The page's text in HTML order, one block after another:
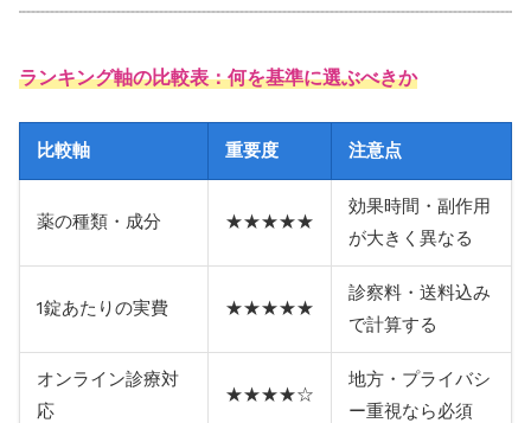
ランキング軸の比較表：何を基準に選ぶべきか
比較軸 重要度 注意点
薬の種類・成分 ★★★★★
効果時間・副作用
が大きく異なる
1錠あたりの実費 ★★★★★
診察料・送料込み
で計算する
オンライン診療対
応
★★★★☆
地方・プライバシ
ー重視なら必須